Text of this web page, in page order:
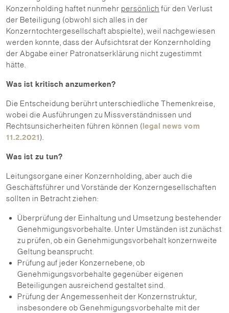
Konzernholding haftet nunmehr persönlich für den Verlust
der Beteiligung (obwohl sich alles in der
Konzerntochtergesellschaft abspielte), weil nachgewiesen
werden konnte, dass der Aufsichtsrat der Konzernholding
der Abgabe einer Patronatserklärung nicht zugestimmt
hätte.
Was ist kritisch anzumerken?
Die Entscheidung berührt unterschiedliche Themenkreise,
wobei die Ausführungen zu Missverständnissen und
Rechtsunsicherheiten führen können (legal news vom
11.2.2021).
Was ist zu tun?
Leitungsorgane einer Konzernholding, aber auch die
Geschäftsführer und Vorstände der Konzerngesellschaften
sollten in Betracht ziehen:
Überprüfung der Einhaltung und Umsetzung bestehender
Genehmigungsvorbehalte. Unter Umständen ist zunächst
zu prüfen, ob ein Genehmigungsvorbehalt konzernweite
Geltung beansprucht.
Prüfung auf jeder Konzernebene, ob
Genehmigungsvorbehalte gegenüber eigenen
Beteiligungen ausreichend gestaltet sind.
Prüfung der Angemessenheit der Konzernstruktur,
insbesondere ob Genehmigungsvorbehalte mit der